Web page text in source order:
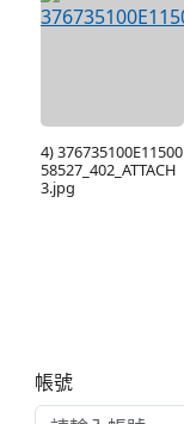
4) 376735100E11500
58527_402_ATTACH
3.jpg
帳號